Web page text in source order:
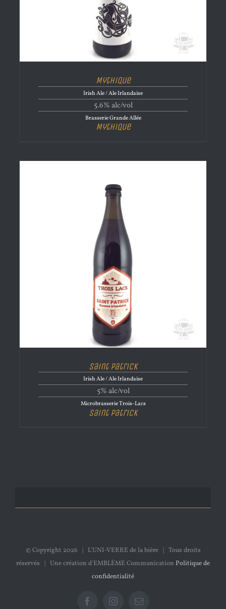
Mythique
Irish Ale / Ale Irlandaise
5.6% alc/vol
Brasserie Grande Allée
Mythique
Saint Patrick
Irish Ale / Ale Irlandaise
5% alc/vol
Microbrasserie Trois-Lacs
Saint Patrick
© Copyright 2026 | L'UNI-VERRE de la bière | Tous droits
réservés | Une création d'EMBLÈME Communication Politique de
confidentialité
FacebookInstagramEmail